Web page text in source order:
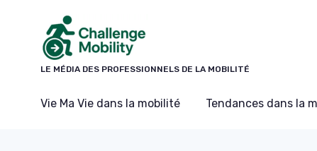
LE MÉDIA DES PROFESSIONNELS DE LA MOBILITÉ
Vie Ma Vie dans la mobilité Tendances dans la